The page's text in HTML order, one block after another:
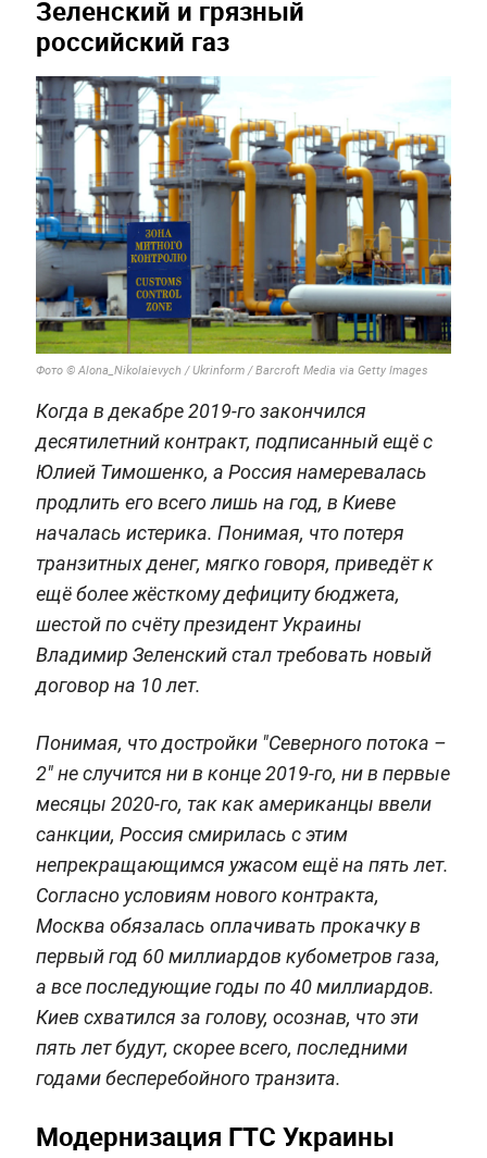
Зеленский и грязный
российский газ
Фото © Alona_Nikolaievych / Ukrinform / Barcroft Media via Getty Images
Когда в декабре 2019-го закончился
десятилетний контракт, подписанный ещё с
Юлией Тимошенко, а Россия намеревалась
продлить его всего лишь на год, в Киеве
началась истерика. Понимая, что потеря
транзитных денег, мягко говоря, приведёт к
ещё более жёсткому дефициту бюджета,
шестой по счёту президент Украины
Владимир Зеленский стал требовать новый
договор на 10 лет.
Понимая, что достройки "Северного потока –
2" не случится ни в конце 2019-го, ни в первые
месяцы 2020-го, так как американцы ввели
санкции, Россия смирилась с этим
непрекращающимся ужасом ещё на пять лет.
Согласно условиям нового контракта,
Москва обязалась оплачивать прокачку в
первый год 60 миллиардов кубометров газа,
а все последующие годы по 40 миллиардов.
Киев схватился за голову, осознав, что эти
пять лет будут, скорее всего, последними
годами бесперебойного транзита.
Модернизация ГТС Украины